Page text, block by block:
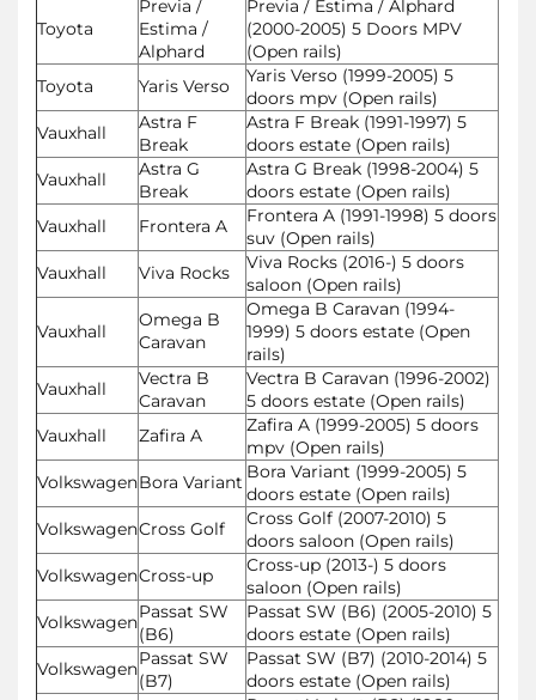
Toyota
Previa /
Estima /
Alphard
Previa / Estima / Alphard
(2000-2005) 5 Doors MPV
(Open rails)
Toyota
Yaris Verso
Yaris Verso (1999-2005) 5
doors mpv (Open rails)
Vauxhall
Astra F
Break
Astra F Break (1991-1997) 5
doors estate (Open rails)
Vauxhall
Astra G
Break
Astra G Break (1998-2004) 5
doors estate (Open rails)
Vauxhall
Frontera A
Frontera A (1991-1998) 5 doors
suv (Open rails)
Vauxhall
Viva Rocks
Viva Rocks (2016-) 5 doors
saloon (Open rails)
Vauxhall
Omega B
Caravan
Omega B Caravan (1994-
1999) 5 doors estate (Open
rails)
Vauxhall
Vectra B
Caravan
Vectra B Caravan (1996-2002)
5 doors estate (Open rails)
Vauxhall
Zafira A
Zafira A (1999-2005) 5 doors
mpv (Open rails)
VolkswagenBora Variant Bora Variant (1999-2005) 5
doors estate (Open rails)
VolkswagenCross Golf
Cross Golf (2007-2010) 5
doors saloon (Open rails)
VolkswagenCross-up
Cross-up (2013-) 5 doors
saloon (Open rails)
VolkswagenPassat SW
(B6)
Passat SW (B6) (2005-2010) 5
doors estate (Open rails)
VolkswagenPassat SW
(B7)
Passat SW (B7) (2010-2014) 5
doors estate (Open rails)